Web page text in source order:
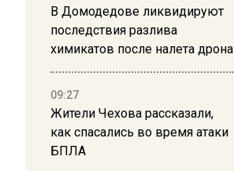
В Домодедове ликвидируют
последствия разлива
химикатов после налета дрона
09:27
Жители Чехова рассказали,
как спасались во время атаки
БПЛА